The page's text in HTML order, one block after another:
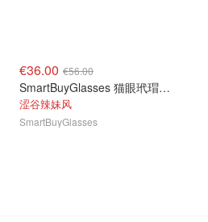
€36.00 €56.00
SmartBuyGlasses 猫眼玳瑁色太阳镜
涩谷辣妹风
SmartBuyGlasses